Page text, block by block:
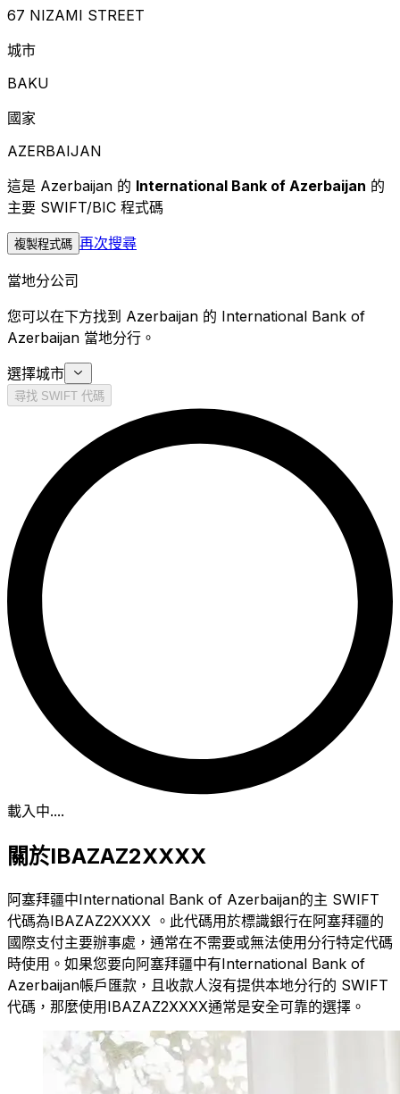
67 NIZAMI STREET
城市
BAKU
國家
AZERBAIJAN
這是 Azerbaijan 的 International Bank of Azerbaijan 的
主要 SWIFT/BIC 程式碼
複製程式碼 再次搜尋
當地分公司
您可以在下方找到 Azerbaijan 的 International Bank of
Azerbaijan 當地分行。
選擇城市
尋找 SWIFT 代碼
載入中....
關於IBAZAZ2XXXX
阿塞拜疆中International Bank of Azerbaijan的主 SWIFT
代碼為IBAZAZ2XXXX 。此代碼用於標識銀行在阿塞拜疆的
國際支付主要辦事處，通常在不需要或無法使用分行特定代碼
時使用。如果您要向阿塞拜疆中有International Bank of
Azerbaijan帳戶匯款，且收款人沒有提供本地分行的 SWIFT
代碼，那麼使用IBAZAZ2XXXX通常是安全可靠的選擇。